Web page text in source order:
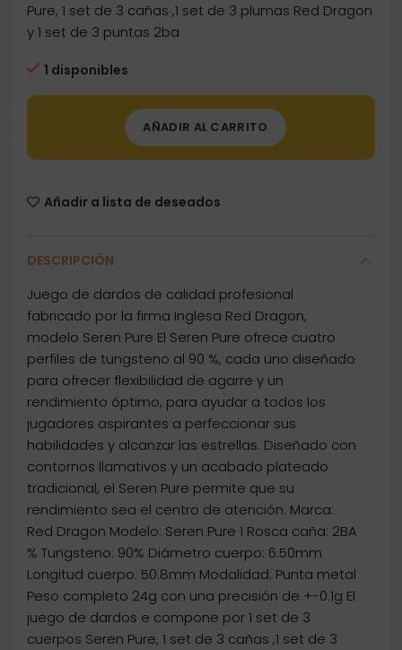
Pure, 1 set de 3 cañas ,1 set de 3 plumas Red Dragon
y 1 set de 3 puntas 2ba
1 disponibles
AÑADIR AL CARRITO
Añadir a lista de deseados
DESCRIPCIÓN
Juego de dardos de calidad profesional
fabricado por la firma Inglesa Red Dragon,
modelo Seren Pure El Seren Pure ofrece cuatro
perfiles de tungsteno al 90 %, cada uno diseñado
para ofrecer flexibilidad de agarre y un
rendimiento óptimo, para ayudar a todos los
jugadores aspirantes a perfeccionar sus
habilidades y alcanzar las estrellas. Diseñado con
contornos llamativos y un acabado plateado
tradicional, el Seren Pure permite que su
rendimiento sea el centro de atención. Marca:
Red Dragon Modelo: Seren Pure 1 Rosca caña: 2BA
% Tungsteno: 90% Diámetro cuerpo: 6.50mm
Longitud cuerpo: 50.8mm Modalidad: Punta metal
Peso completo 24g con una precisión de +-0.1g El
juego de dardos e compone por 1 set de 3
cuerpos Seren Pure, 1 set de 3 cañas ,1 set de 3